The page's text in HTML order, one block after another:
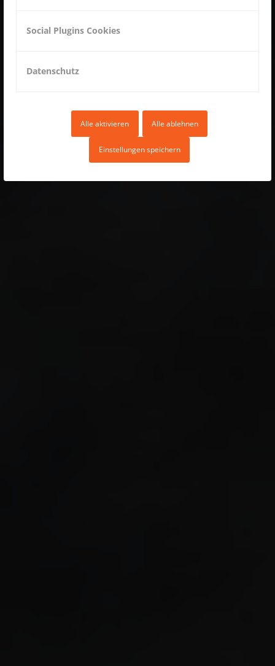
Social Plugins Cookies
Datenschutz
Alle aktivieren Alle ablehnen
Einstellungen speichern